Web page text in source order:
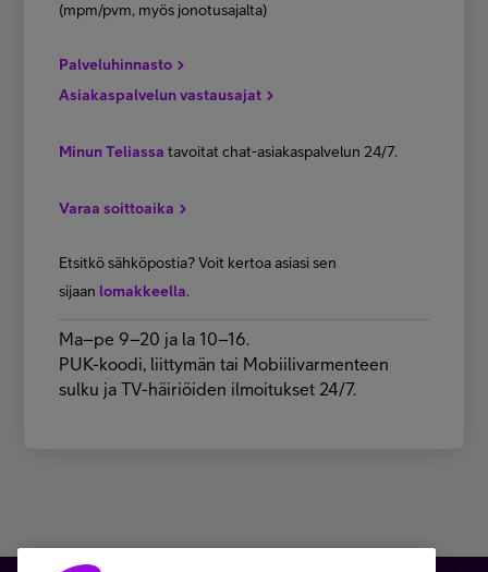
(mpm/pvm, myös jonotusajalta)
Palveluhinnasto
Asiakaspalvelun vastausajat
Minun Teliassatavoitat chat-asiakaspalvelun 24/7.
Varaa soittoaika
Etsitkö sähköpostia? Voit kertoa asiasi sen
sijaan lomakkeella.
Ma–pe 9–20 ja la 10–16.
PUK-koodi, liittymän tai Mobiilivarmenteen
sulku ja TV-häiriöiden ilmoitukset 24/7.